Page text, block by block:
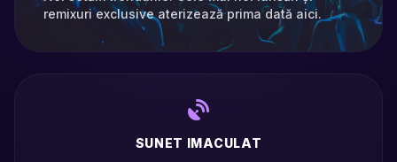
remixuri exclusive aterizează prima dată aici.
SUNET IMACULAT